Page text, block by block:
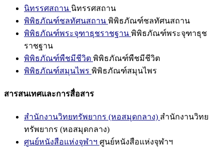
นิทรรศสถาน นิทรรศสถาน
พิพิธภัณฑ์ชลทัศนสถาน พิพิธภัณฑ์ชลทัศนสถาน
พิพิธภัณฑ์พระจุฑาธุชราชฐาน พิพิธภัณฑ์พระจุฑาธุช
ราชฐาน
พิพิธภัณฑ์พืชมีชีวิต พิพิธภัณฑ์พืชมีชีวิต
พิพิธภัณฑ์สมุนไพร พิพิธภัณฑ์สมุนไพร
สารสนเทศและการสื่อสาร
สำนักงานวิทยทรัพยากร (หอสมุดกลาง) สำนักงานวิทย
ทรัพยากร (หอสมุดกลาง)
ศูนย์หนังสือแห่งจุฬาฯ ศูนย์หนังสือแห่งจุฬาฯ